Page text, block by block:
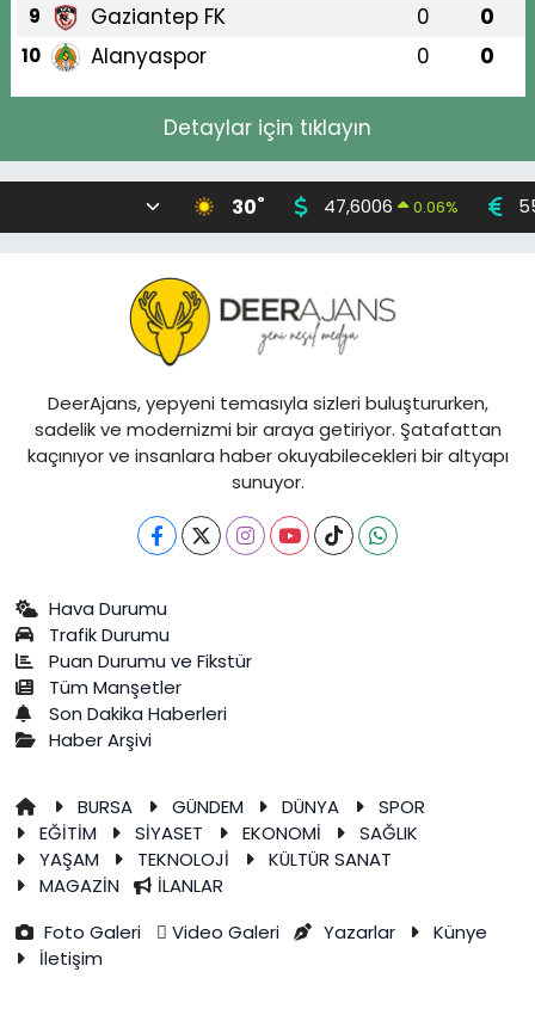
9 Gaziantep FK 0 0
10 Alanyaspor 0 0
Detaylar için tıklayın
30° 47,6006 0.06%
DeerAjans, yepyeni temasıyla sizleri buluştururken,
sadelik ve modernizmi bir araya getiriyor. Şatafattan
kaçınıyor ve insanlara haber okuyabilecekleri bir altyapı
sunuyor.
Hava Durumu
Trafik Durumu
Puan Durumu ve Fikstür
Tüm Manşetler
Son Dakika Haberleri
Haber Arşivi
BURSA GÜNDEM DÜNYA
SPOR
EĞİTİM
SİYASET EKONOMİ
SAĞLIK
YAŞAM
TEKNOLOJİ
KÜLTÜR SANAT
MAGAZİN
İLANLAR
Foto Galeri
Video Galeri Yazarlar
Künye
İletişim